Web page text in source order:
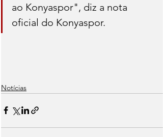
ao Konyaspor", diz a nota
oficial do Konyaspor.
Notícias